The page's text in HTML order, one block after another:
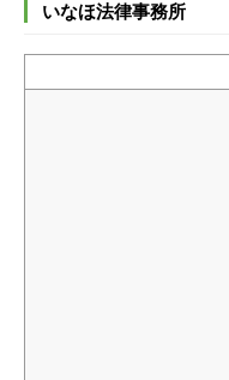
いなほ法律事務所